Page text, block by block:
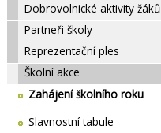
Dobrovolnické aktivity žáků
Partneři školy
Reprezentační ples
Školní akce
Zahájení školního roku
Slavnostní tabule